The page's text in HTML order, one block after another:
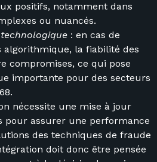
positifs, notamment dans
ou nuancés.
: en cas de
algorithmique, la fiabilité des
compromises, ce qui pose
importante pour des secteurs
nécessite une mise à jour
pour assurer une performance
des techniques de fraude
doit donc être pensée